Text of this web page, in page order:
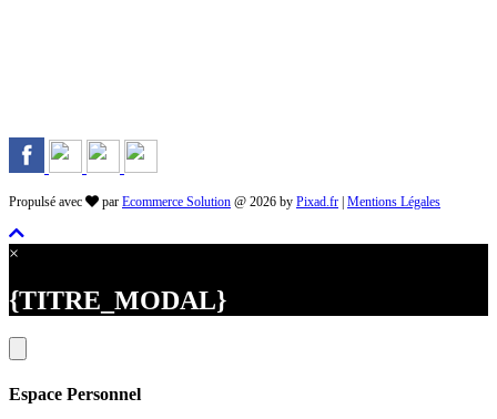
Propulsé avec par Ecommerce Solution @ 2026 by Pixad.fr | Mentions Légales
×
{TITRE_MODAL}
Espace Personnel